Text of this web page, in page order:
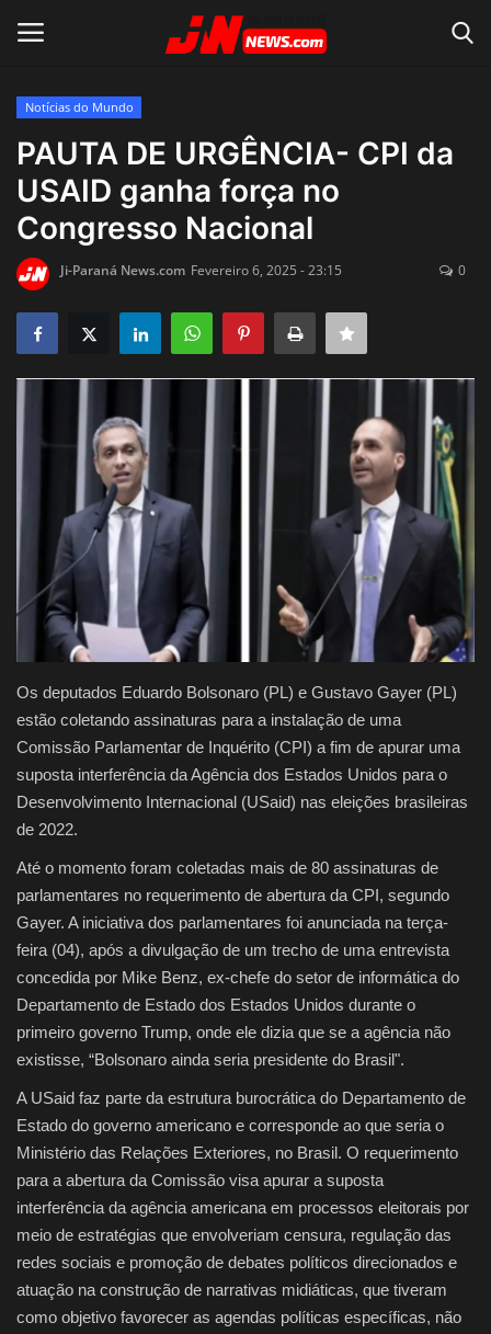
Home
Contato
Acidente
Justiça
Brasil
Educação
Galeria
Saúde
Notícias do Mundo
PAUTA DE URGÊNCIA- CPI da
USAID ganha força no
Congresso Nacional
Ji-Paraná News.com Fevereiro 6, 2025 - 23:15 0
Os deputados Eduardo Bolsonaro (PL) e Gustavo Gayer (PL)
estão coletando assinaturas para a instalação de uma
Comissão Parlamentar de Inquérito (CPI) a fim de apurar uma
suposta interferência da Agência dos Estados Unidos para o
Desenvolvimento Internacional (USaid) nas eleições brasileiras
de 2022.
Até o momento foram coletadas mais de 80 assinaturas de
parlamentares no requerimento de abertura da CPI, segundo
Gayer. A iniciativa dos parlamentares foi anunciada na terça-
feira (04), após a divulgação de um trecho de uma entrevista
concedida por Mike Benz, ex-chefe do setor de informática do
Departamento de Estado dos Estados Unidos durante o
primeiro governo Trump, onde ele dizia que se a agência não
existisse, “Bolsonaro ainda seria presidente do Brasil".
A USaid faz parte da estrutura burocrática do Departamento de
Estado do governo americano e corresponde ao que seria o
Ministério das Relações Exteriores, no Brasil. O requerimento
para a abertura da Comissão visa apurar a suposta
interferência da agência americana em processos eleitorais por
meio de estratégias que envolveriam censura, regulação das
redes sociais e promoção de debates políticos direcionados e
atuação na construção de narrativas midiáticas, que tiveram
como objetivo favorecer as agendas políticas específicas, não